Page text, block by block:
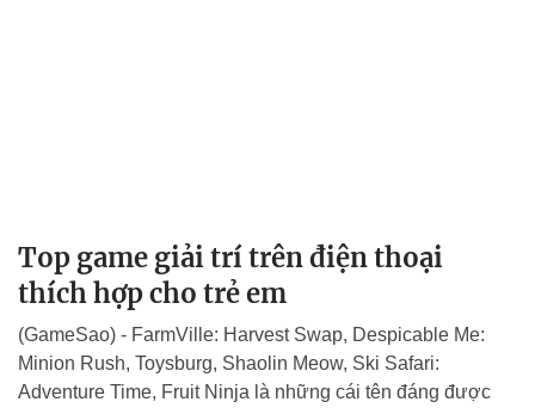
Top game giải trí trên điện thoại
thích hợp cho trẻ em
(GameSao) - FarmVille: Harvest Swap, Despicable Me:
Minion Rush, Toysburg, Shaolin Meow, Ski Safari:
Adventure Time, Fruit Ninja là những cái tên đáng được